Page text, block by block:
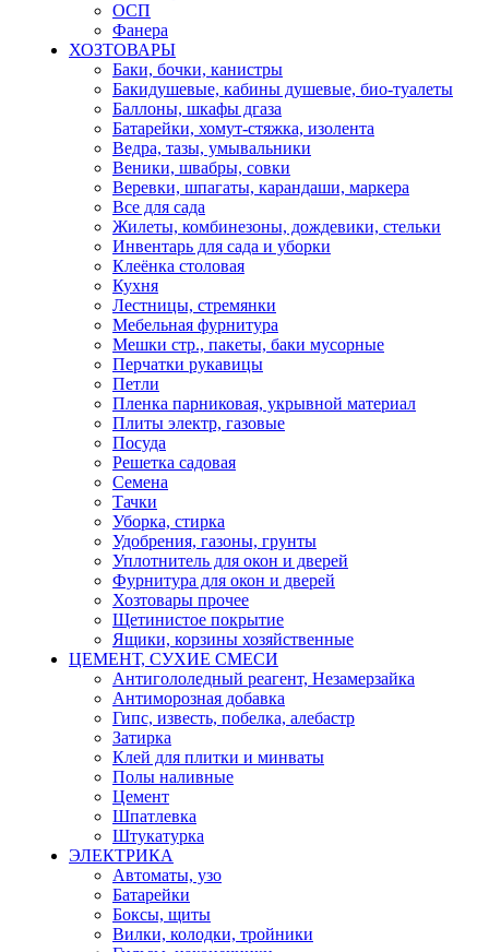
ОСП
Фанера
ХОЗТОВАРЫ
Баки, бочки, канистры
Бакидушевые, кабины душевые, био-туалеты
Баллоны, шкафы дгаза
Батарейки, хомут-стяжка, изолента
Ведра, тазы, умывальники
Веники, швабры, совки
Веревки, шпагаты, карандаши, маркера
Все для сада
Жилеты, комбинезоны, дождевики, стельки
Инвентарь для сада и уборки
Клеёнка столовая
Кухня
Лестницы, стремянки
Мебельная фурнитура
Мешки стр., пакеты, баки мусорные
Перчатки рукавицы
Петли
Пленка парниковая, укрывной материал
Плиты электр, газовые
Посуда
Решетка садовая
Семена
Тачки
Уборка, стирка
Удобрения, газоны, грунты
Уплотнитель для окон и дверей
Фурнитура для окон и дверей
Хозтовары прочее
Щетинистое покрытие
Ящики, корзины хозяйственные
ЦЕМЕНТ, СУХИЕ СМЕСИ
Антигололедный реагент, Незамерзайка
Антиморозная добавка
Гипс, известь, побелка, алебастр
Затирка
Клей для плитки и минваты
Полы наливные
Цемент
Шпатлевка
Штукатурка
ЭЛЕКТРИКА
Автоматы, узо
Батарейки
Боксы, щиты
Вилки, колодки, тройники